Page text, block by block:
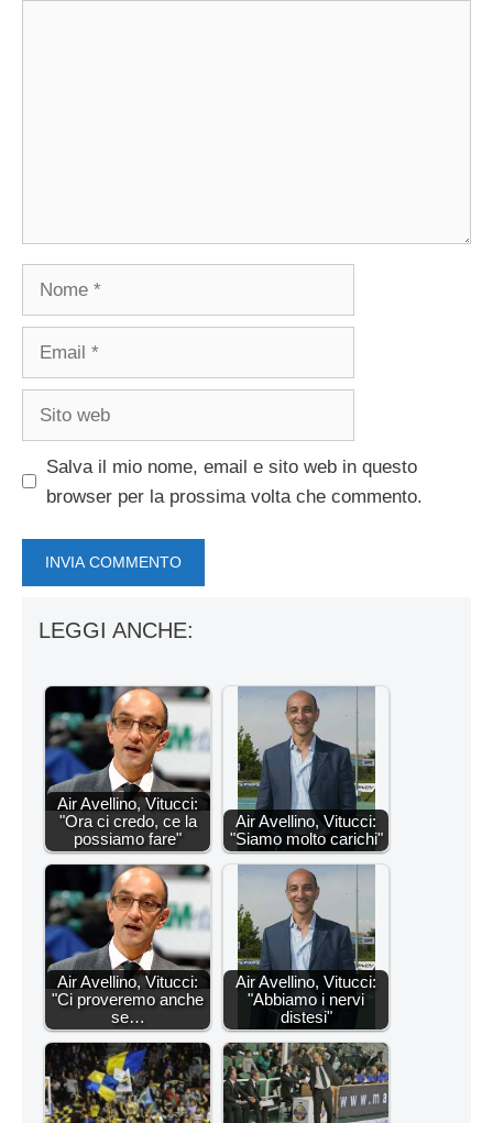
Salva il mio nome, email e sito web in questo
browser per la prossima volta che commento.
LEGGI ANCHE:
Air Avellino, Vitucci:
"Ora ci credo, ce la
possiamo fare"
Air Avellino, Vitucci:
"Siamo molto carichi"
Air Avellino, Vitucci:
"Ci proveremo anche
se…
Air Avellino, Vitucci:
"Abbiamo i nervi
distesi"